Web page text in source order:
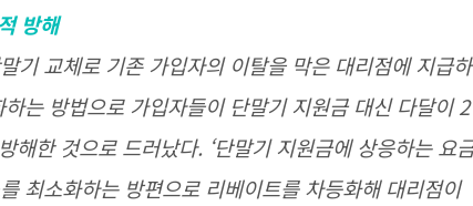
방해
기 교체로 기존 가입자의 이탈을 막은 대리점에 지급하
는 방법으로 가입자들이 단말기 지원금 대신 다달이 2
해한 것으로 드러났다. ‘단말기 지원금에 상응하는 요
최소화하는 방편으로 리베이트를 차등화해 대리점이